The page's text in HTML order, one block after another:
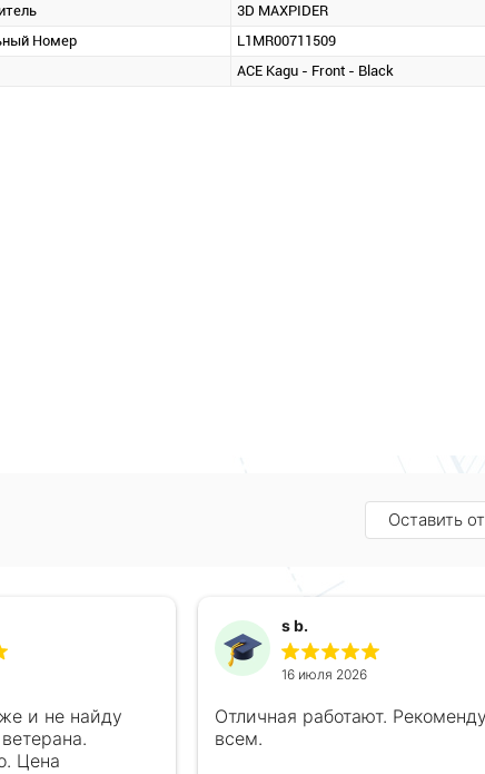
3D MAXPIDER
Номер
L1MR00711509
ACE Kagu - Front - Black
Оставить
и не найду
Цена
s b.
16 июля 2026
Отличная работают.
всем.